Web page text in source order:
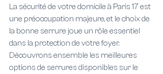
La sécurité de votre domicile à Paris 17 est
une préoccupation majeure, et le choix de
la bonne serrure joue un rôle essentiel
dans la protection de votre foyer.
Découvrons ensemble les meilleures
options de serrures disponibles sur le